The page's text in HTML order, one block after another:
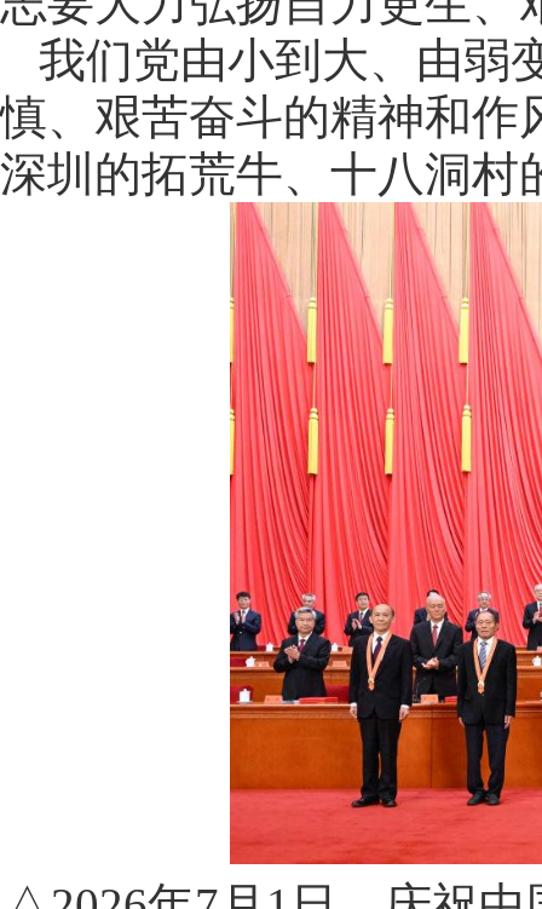
我们党由小到大、由弱
慎、艰苦奋斗的精神和作
深圳的拓荒牛、十八洞村